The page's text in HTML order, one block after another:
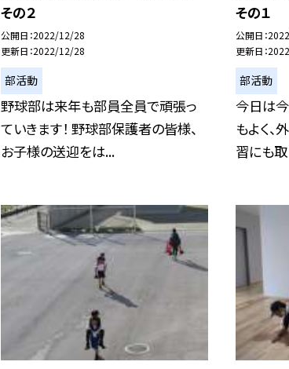
その２
公開日 2022/12/28
更新日 2022/12/28
部活動
野球部は来年も部員全員で頑張っ
ていきます！ 野球部保護者の皆様、
お子様の送迎をは...
その１
公開日
更新日
部活動
今日は
もよく、
習にも